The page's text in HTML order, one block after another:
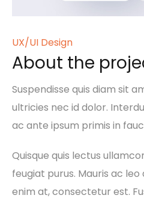
UX/UI Design
About the
Suspendisse quis diam sit
ultricies nec id dolor.
ac ante ipsum primis in
Quisque quis lectus
feugiat purus. Mauris ac
enim at, consectetur est.